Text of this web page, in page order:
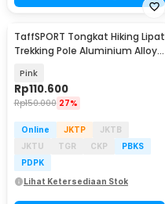
TaffSPORT Tongkat Hiking Lipat
Trekking Pole Aluminium Alloy
Pink
Rp110.600
Rp150.000 27%
Online JKTP
JKTB
JKTU
TGR CKP
PBKS
PDPK
Lihat Ketersediaan Stok